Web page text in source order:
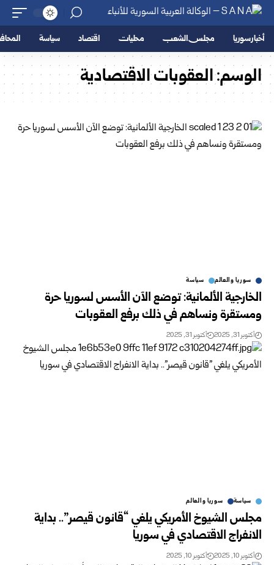
أخبار سوريا مجلس الشعب محليات اقتصاد سياسة
الوسم:العقوبات الاقتصادية
سوريا والعالم سياسة
الخارجية الألمانية: توضع الآن الأسس لسوريا حرة
ومستقرة ونساهم في ذلك برفع العقوبات
أكتوبر 31, 2025 أكتوبر 31, 2025
سياسة سوريا والعالم
مجلس الشيوخ الأمريكي يلغي “قانون قيصر”.. بداية
الانفراج الاقتصادي في سوريا
أكتوبر 10, 2025 أكتوبر 10, 2025